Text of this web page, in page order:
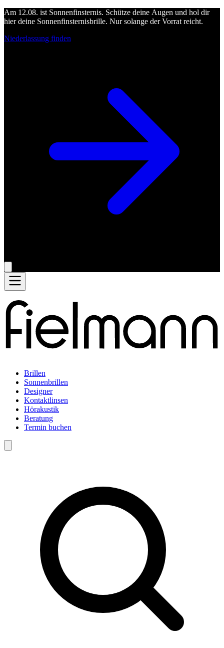
Am 12.08. ist Sonnenfinsternis. Schütze deine Augen und hol dir
hier deine Sonnenfinsternisbrille. Nur solange der Vorrat reicht.
Niederlassung finden
Brillen
Sonnenbrillen
Designer
Kontaktlinsen
Hörakustik
Beratung
Termin buchen